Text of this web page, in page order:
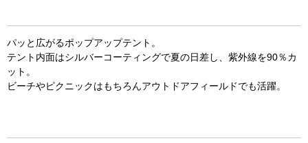
パッと広がるポップアップテント。
テント内面はシルバーコーティングで夏の日差し、紫外線を90％カ
ット。
ビーチやピクニックはもちろんアウトドアフィールドでも活躍。